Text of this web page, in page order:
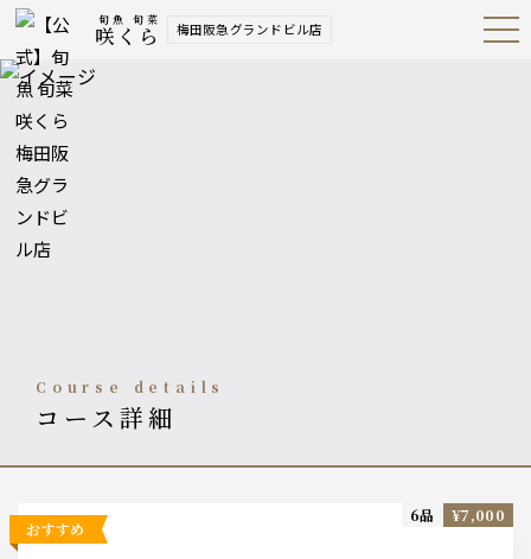
旬魚 旬菜
咲くら 梅田阪急グランドビル店 Open
Navig
course details
コース詳細
おすすめ
6品 ¥7,000